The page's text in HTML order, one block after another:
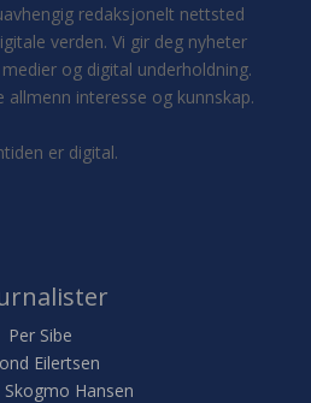
redaksjonelt nettsted
verden. Vi gir deg nyheter
og digital underholdning.
interesse og kunnskap.
er digital.
Per Sibe
Eilertsen
Hansen